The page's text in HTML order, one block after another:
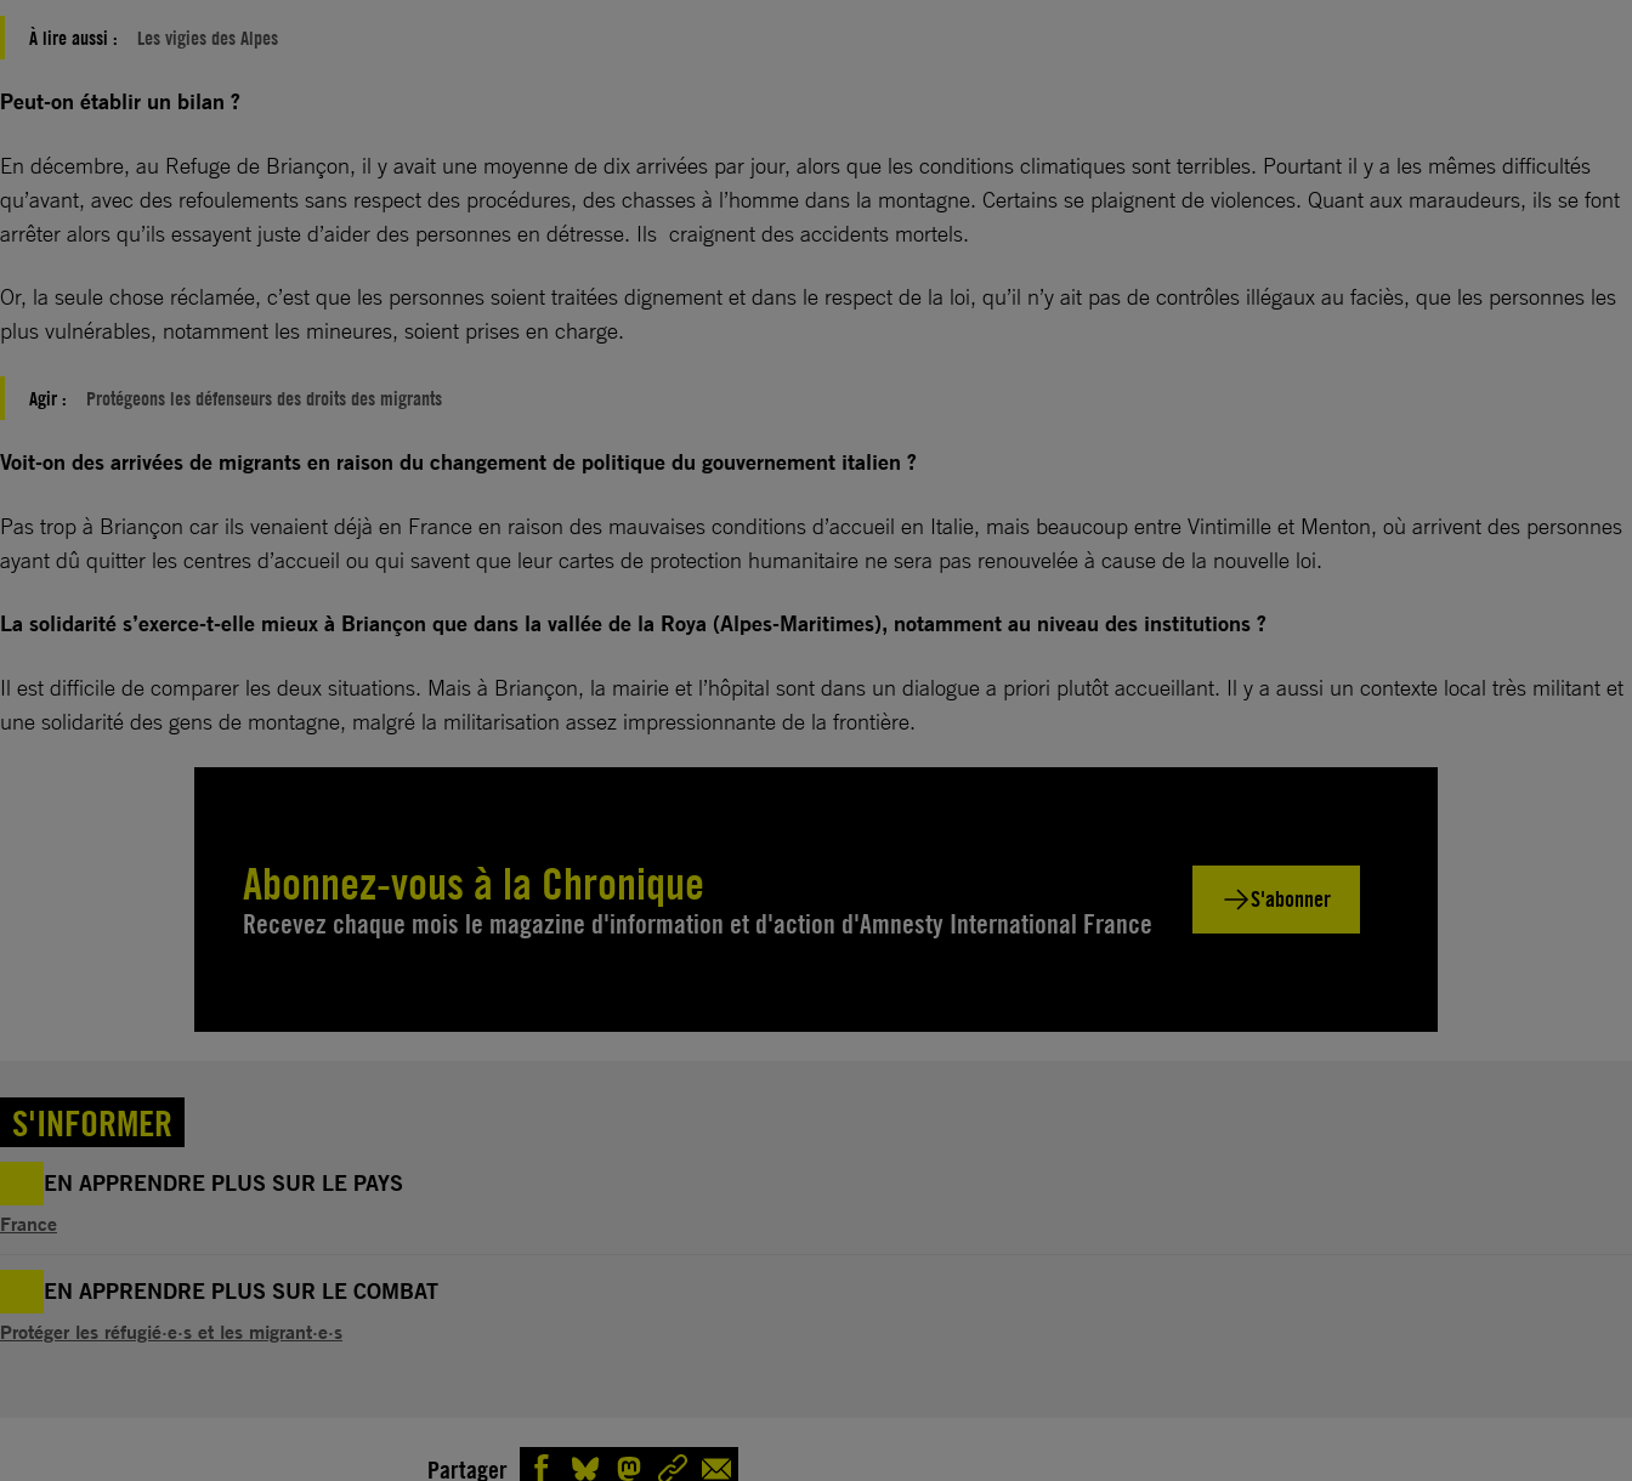
À lire aussi : Les vigies des Alpes
Peut-on établir un bilan ?
En décembre, au Refuge de Briançon, il y avait une moyenne de dix arrivées par jour, alors que les conditions climatiques sont terribles. Pourtant il y a les mêmes difficultés
qu’avant, avec des refoulements sans respect des procédures, des chasses à l’homme dans la montagne. Certains se plaignent de violences. Quant aux maraudeurs, ils se font
arrêter alors qu’ils essayent juste d’aider des personnes en détresse. Ils craignent des accidents mortels.
Or, la seule chose réclamée, c’est que les personnes soient traitées dignement et dans le respect de la loi, qu’il n’y ait pas de contrôles illégaux au faciès, que les personnes les
plus vulnérables, notamment les mineures, soient prises en charge.
Agir : Protégeons les défenseurs des droits des migrants
Voit-on des arrivées de migrants en raison du changement de politique du gouvernement italien ?
Pas trop à Briançon car ils venaient déjà en France en raison des mauvaises conditions d’accueil en Italie, mais beaucoup entre Vintimille et Menton, où arrivent des personnes
ayant dû quitter les centres d’accueil ou qui savent que leur cartes de protection humanitaire ne sera pas renouvelée à cause de la nouvelle loi.
La solidarité s’exerce-t-elle mieux à Briançon que dans la vallée de la Roya (Alpes-Maritimes), notamment au niveau des institutions ?
Il est difficile de comparer les deux situations. Mais à Briançon, la mairie et l’hôpital sont dans un dialogue a priori plutôt accueillant. Il y a aussi un contexte local très militant et
une solidarité des gens de montagne, malgré la militarisation assez impressionnante de la frontière.
Abonnez-vous à la Chronique
Recevez chaque mois le magazine d'information et d'action d'Amnesty International France
S'abonner
S'INFORMER
EN APPRENDRE PLUS SUR LE PAYS
France
EN APPRENDRE PLUS SUR LE COMBAT
Protéger les réfugié·e·s et les migrant·e·s
Partager